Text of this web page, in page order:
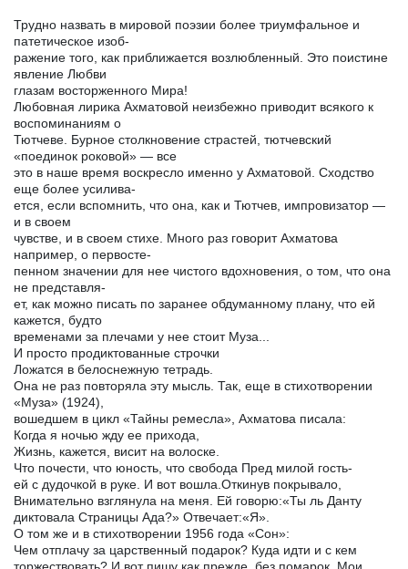
Трудно назвать в мировой поэзии более триумфальное и
патетическое изоб-
ражение того, как приближается возлюбленный. Это поистине
явление Любви
глазам восторженного Мира!
Любовная лирика Ахматовой неизбежно приводит всякого к
воспоминаниям о
Тютчеве. Бурное столкновение страстей, тютчевский
«поединок роковой» — все
это в наше время воскресло именно у Ахматовой. Сходство
еще более усилива-
ется, если вспомнить, что она, как и Тютчев, импровизатор —
и в своем
чувстве, и в своем стихе. Много раз говорит Ахматова
например, о первосте-
пенном значении для нее чистого вдохновения, о том, что она
не представля-
ет, как можно писать по заранее обдуманному плану, что ей
кажется, будто
временами за плечами у нее стоит Муза...
И просто продиктованные строчки
Ложатся в белоснежную тетрадь.
Она не раз повторяла эту мысль. Так, еще в стихотворении
«Муза» (1924),
вошедшем в цикл «Тайны ремесла», Ахматова писала:
Когда я ночью жду ее прихода,
Жизнь, кажется, висит на волоске.
Что почести, что юность, что свобода Пред милой гость-
ей с дудочкой в руке. И вот вошла.Откинув покрывало,
Внимательно взглянула на меня. Ей говорю:«Ты ль Данту
диктовала Страницы Ада?» Отвечает:«Я».
О том же и в стихотворении 1956 года «Сон»:
Чем отплачу за царственный подарок? Куда идти и с кем
торжествовать? И вот пишу как прежде, без помарок, Мои